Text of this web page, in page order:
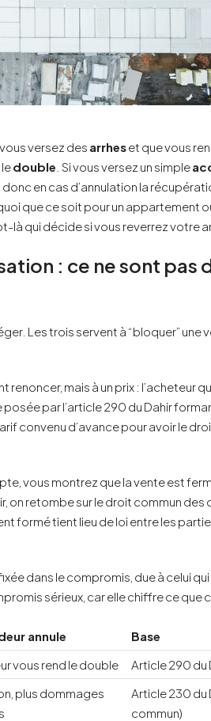
versez des arrheset que vous
double . Si vous versez un simple
en cas d’annulation la
que ce soit pour un appartement
là qui décide si vous reverrez votre
: ce ne sont pas
Les trois servent à “bloquer” une
mais à un prix : l’acheteur
par l’article 290 du Dahir
convenu d’avance pour avoir le
vous montrez que la vente est
on retombe sur le droit commun des
formé tient lieu de loi entre les
dans le compromis, due à celui
sérieux, car elle chiffre ce que
annule
Base
vous rend le double Article 290 du
plus dommages
Article 230 du
commun)